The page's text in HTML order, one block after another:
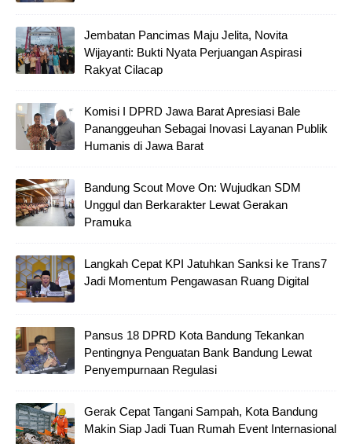
Jembatan Pancimas Maju Jelita, Novita
Wijayanti: Bukti Nyata Perjuangan Aspirasi
Rakyat Cilacap
Komisi I DPRD Jawa Barat Apresiasi Bale
Pananggeuhan Sebagai Inovasi Layanan Publik
Humanis di Jawa Barat
Bandung Scout Move On: Wujudkan SDM
Unggul dan Berkarakter Lewat Gerakan
Pramuka
Langkah Cepat KPI Jatuhkan Sanksi ke Trans7
Jadi Momentum Pengawasan Ruang Digital
Pansus 18 DPRD Kota Bandung Tekankan
Pentingnya Penguatan Bank Bandung Lewat
Penyempurnaan Regulasi
Gerak Cepat Tangani Sampah, Kota Bandung
Makin Siap Jadi Tuan Rumah Event Internasional